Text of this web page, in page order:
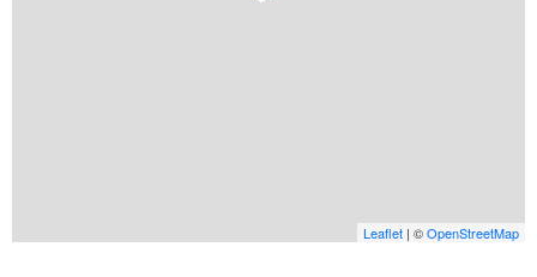
Leaflet | ©OpenStreetMap